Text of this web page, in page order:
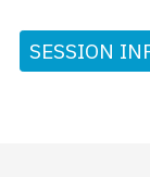
SESSION